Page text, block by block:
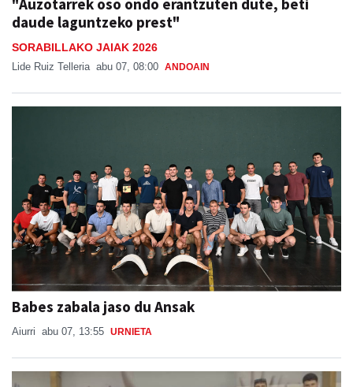
"Auzotarrek oso ondo erantzuten dute, beti
daude laguntzeko prest"
SORABILLAKO JAIAK 2026
Lide Ruiz Telleria abu 07, 08:00 ANDOAIN
Babes zabala jaso du Ansak
Aiurri abu 07, 13:55 URNIETA